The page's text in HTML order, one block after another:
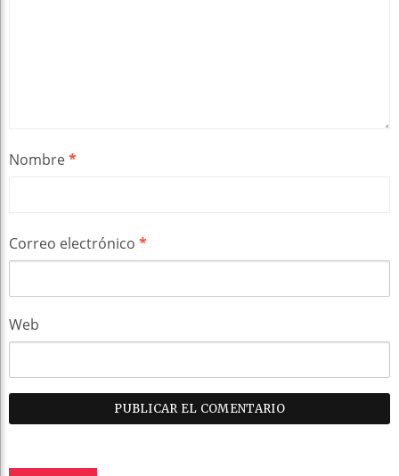
Nombre*
Correo electrónico *
Web